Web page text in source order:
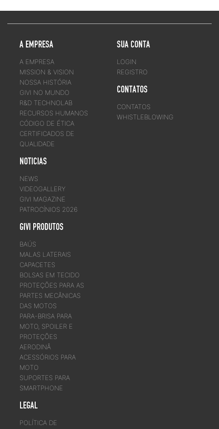
A EMPRESA
A EMPRESA
MISSION & VISION
NOSSA HISTÓRIA
GIVI NO MUNDO
R&D TECHNOLAB
RECURSOS HUMANOS
CÓDIGO DE ÉTICA
CERTIFICADOS DE
QUALIDADE
NOTICIAS
NEWS
VIDEOGALLERY
GIVI MAGAZINE
PATROCÍNIOS 2026
GIVI PRODUTOS
BAÚS
MALAS LATERAIS
CAPACETES
BOLSAS EM TECIDO
PROTEÇÕES PARA AS
PARTES MECÂNICAS
DAS MOTOS
PARA-BRISA PARA
MOTO, SPOILER E
PROTEÇÕES
AERODINÂ
ACESSÓRIOS PARA
MOTO
SUPORTES PARA
SMARTPHONE
LEGAL
POLÍTICA DE
SUA CONTA
LOGIN
REGISTRO
CONTATOS
CONTATOS
WHISTLEBLOWING